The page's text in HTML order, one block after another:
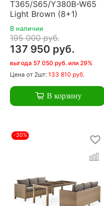
T365/S65/Y380B-W65
Light Brown (8+1)
В наличии
195 000 руб.
137 950 руб.
выгода 57 050 руб. или 29%
Цена от 2шт: 133 810 руб.
В корзину
-30%